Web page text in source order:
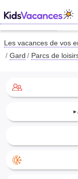
Les vacances de vos
Gard
Parcs de
▸